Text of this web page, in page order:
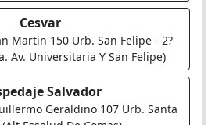
Cesvar
Martin 150 Urb. San Felipe - 2?
Av. Universitaria Y San Felipe)
Salvador
Geraldino 107 Urb. Santa